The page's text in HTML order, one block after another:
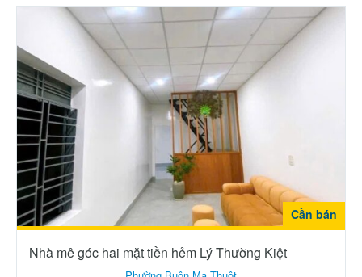
Cần bán
Nhà mê góc hai mặt tiền hẻm Lý Thường Kiệt